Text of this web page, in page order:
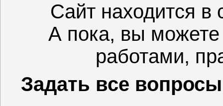
Сайт находится в
А пока, вы можете
работами,
Задать все